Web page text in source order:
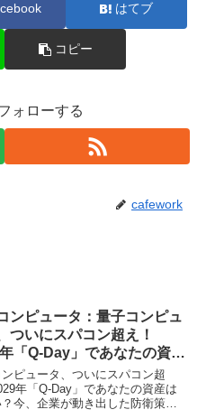
はてブ
コピー
ォローする
cafework
ンピュータ：量子コンピュ
ついにスパコン超え！
「Q-Day」であなたの資産
い？今、企業が動き出した
とは。(2026/7/25-8/1)
ピュータ、ついにスパコン超
年「Q-Day」であなたの資産は
今、企業が動き出した防衛策と